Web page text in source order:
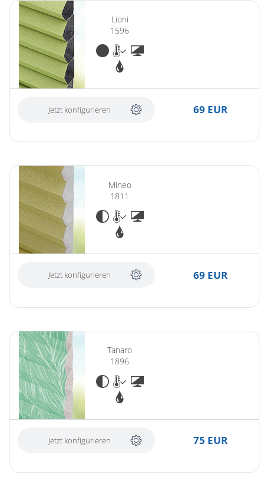
Lioni
1596
Jetzt konfigurieren 69 EUR
Mineo
1811
Jetzt konfigurieren 69 EUR
Tanaro
1896
Jetzt konfigurieren 75 EUR